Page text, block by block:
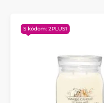
S kódom: 2PLUS1